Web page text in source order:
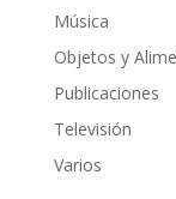
Música
Objetos y
Publicaciones
Televisión
Varios